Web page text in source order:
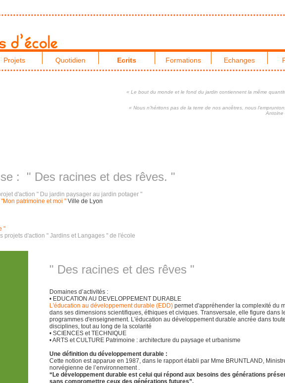
Projets Quotidien Ecrits Formations Echanges
« Le bout du monde et le fond du jardin contiennent la même
« Nous n’héritons pas de la terre de nos ancêtres, nous
Antoine
: " Des racines et des rêves. "
d'action " Du jardin paysager au jardin potager "
"Mon patrimoine et moi " Ville de Lyon
"
projets d'action " Jardins et Langages " de l'école
" Des racines et des rêves "
Domaines d’activités :
• EDUCATION AU DEVELOPPEMENT DURABLE
L'éducation au développement durable (EDD) permet d'appréhender la complexité du
dans ses dimensions scientifiques, éthiques et civiques. Transversale, elle figure dans
programmes d'enseignement. L'éducation au développement durable ancrée dans
disciplines, tout au long de la scolarité
• SCIENCES et TECHNIQUE
• ARTS et CULTURE Patrimoine : architecture du paysage et urbanisme
Une définition du développement durable :
Cette notion est apparue en 1987, dans le rapport établi par Mme BRUNTLAND,
norvégienne de l’environnement .
“Le développement durable est celui qui répond aux besoins des générations
sans compromettre ceux des générations futures”.